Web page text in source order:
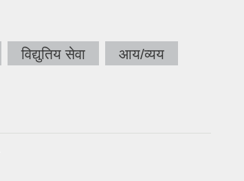
विद्युतिय सेवा आय/व्यय